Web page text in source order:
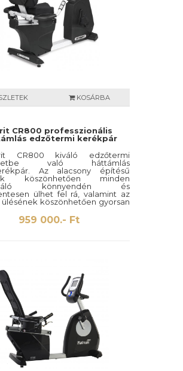
KOSÁRBA
CR800 professzionális
edzőtermi kerékpár
CR800 kiváló edzőtermi
való háttámlás
Az alacsony építésű
köszönhetően minden
könnyendén és
ülhet fel rá, valamint az
köszönhetően gyorsan
a számára megfelelő optimális
A szobakerékpáron több
edzőprogram is található,
és kiegyensúlyozott görgőknek
valamint a
lendkerekes rendszernek
959 000.- Ft